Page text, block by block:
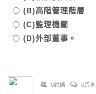
(B)高階管理階層
(C)監理機關
(D)外部董事。
0討論 0留言